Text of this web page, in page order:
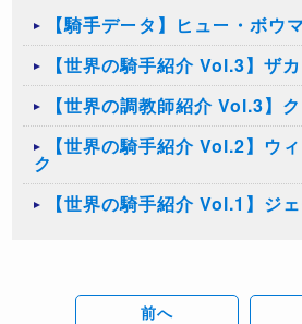
【騎手データ】ヒュー・ボウ
【世界の騎手紹介 Vol.3】ザ
【世界の調教師紹介 Vol.3】
【世界の騎手紹介 Vol.2】ウ
ク
【世界の騎手紹介 Vol.1】ジ
前へ